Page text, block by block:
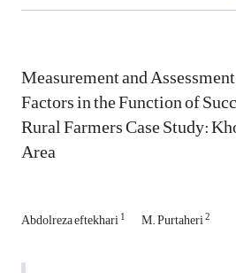
Measurement and
Factors in the Function of
Rural Farmers Case Study:
Area
Abdolreza eftekhari1 M. Purtaheri2